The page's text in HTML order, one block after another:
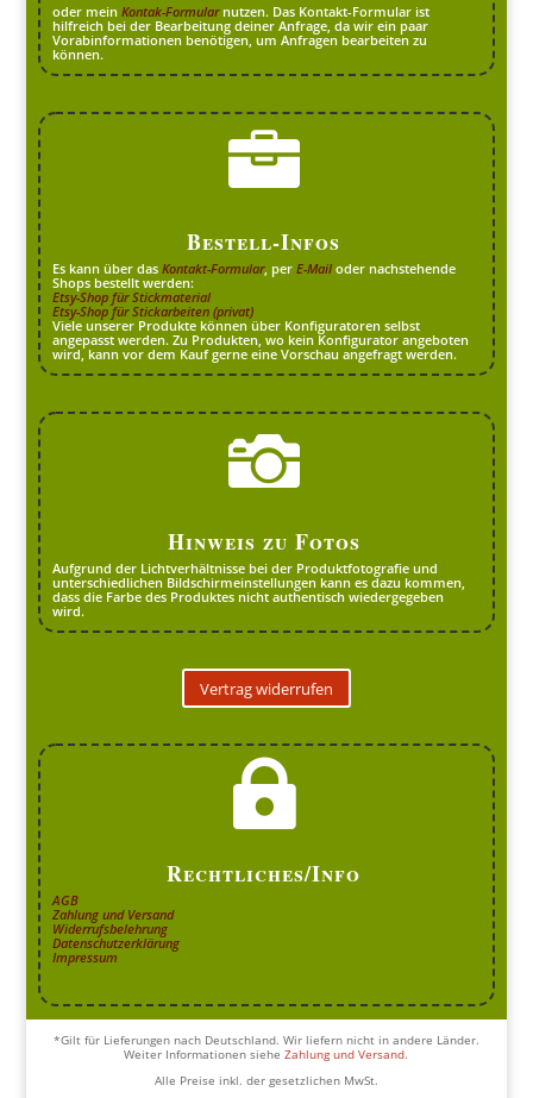
oder meinKontak-Formularnutzen. Das Kontakt-Formular ist
hilfreich bei der Bearbeitung deiner Anfrage, da wir ein paar
Vorabinformationen benötigen, um Anfragen bearbeiten zu
können.

Bestell-Infos
Es kann über dasKontakt-Formular, perE-Mail oder nachstehende
Shops bestellt werden:
Etsy-Shop für Stickmaterial
Etsy-Shop für Stickarbeiten (privat)
Viele unserer Produkte können über Konfiguratoren selbst
angepasst werden. Zu Produkten, wo kein Konfigurator angeboten
wird, kann vor dem Kauf gerne eine Vorschau angefragt werden.

Hinweis zu Fotos
Aufgrund der Lichtverhältnisse bei der Produktfotografie und
unterschiedlichen Bildschirmeinstellungen kann es dazu kommen,
dass die Farbe des Produktes nicht authentisch wiedergegeben
wird.
Vertrag widerrufen

Rechtliches/Info
AGB
Zahlung und Versand
Widerrufsbelehrung
Datenschutzerklärung
Impressum
*Gilt für Lieferungen nach Deutschland. Wir liefern nicht in andere Länder.
Weiter Informationen sieheZahlung und Versand.
Alle Preise inkl. der gesetzlichen MwSt.